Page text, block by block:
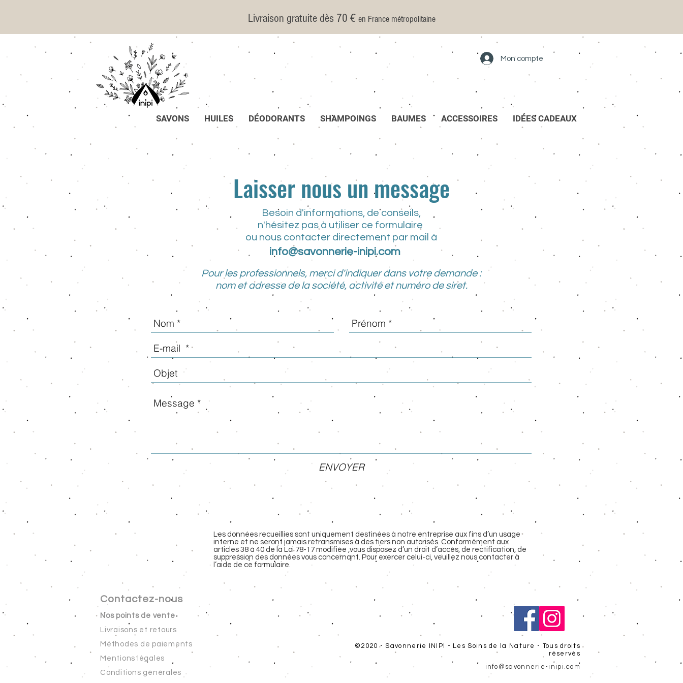
Livraison gratuite dès 70 € en France métropolitaine
Mon compte
SAVONS HUILES DÉODORANTS SHAMPOINGS BAUMES ACCESSOIRES IDÉES CADEAUX
Laisser nous un message
Besoin d'informations, de conseils,
n'hésitez pas à utiliser ce formulaire
ou nous contacter directement par mail à
info@savonnerie-inipi.com
Pour les professionnels, merci d'indiquer dans votre demande :
nom et adresse de la société, activité et numéro de siret.
ENVOYER
Les données recueillies sont uniquement destinées à notre entreprise aux fins d’un usage
interne et ne seront jamais retransmises à des tiers non autorisés. Conformément aux
articles 38 à 40 de la Loi 78-17 modifiée ,vous disposez d’un droit d’accès, de rectification, de
suppression des données vous concernant. Pour exercer celui-ci, veuillez nous contacter à
l’aide de ce formulaire.
Contactez-nous
Nos points de vente
Livraisons et retours
Méthodes de paiements
Mentions légales
Conditions générales
©2020 - Savonnerie INIPI - Les Soins de la Nature - Tous droits
réservés
info@savonnerie-inipi.com